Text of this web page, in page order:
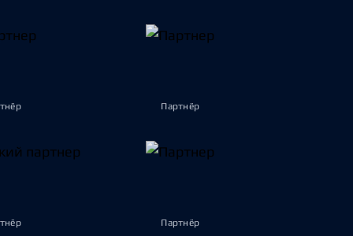
Партнёр
Партнёр